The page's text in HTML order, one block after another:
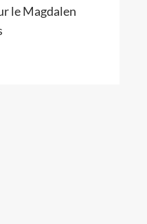
le Magdalen